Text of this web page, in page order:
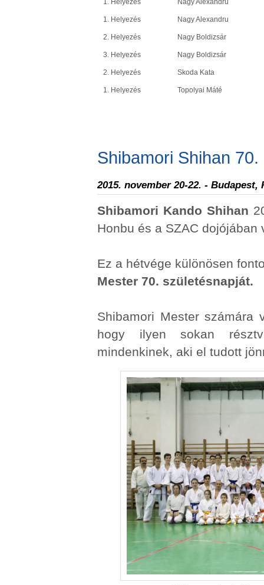
1. Helyezés Nagy Alexandru
1. Helyezés Nagy Alexandru
2. Helyezés Nagy Boldizsár
3. Helyezés Nagy Boldizsár
2. Helyezés Skoda Kata
1. Helyezés Topolyai Máté
Shibamori Shihan
2015. november 20-22. - Budapest,
Shibamori Kando Shihan
Honbu és a SZAC
Ez a hétvége különösen
Mester 70. születésnapját.
Shibamori Mester számára
hogy ilyen sokan
mindenkinek, aki el tudott